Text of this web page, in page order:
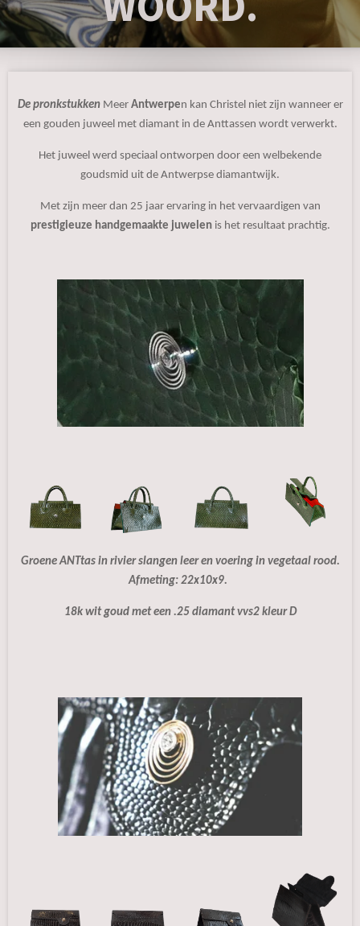
De pronkstukken MeerAntwerpen kan Christel niet zijn wanneer er
een gouden juweel met diamant in de Anttassen wordt verwerkt.
Het juweel werd speciaal ontworpen door een welbekende
goudsmid uit de Antwerpse diamantwijk.
Met zijn meer dan 25 jaar ervaring in het vervaardigen van
prestigieuze handgemaakte juwelenis het resultaat prachtig.
Groene ANTtas in rivier slangen leer en voering in vegetaal rood.
Afmeting: 22x10x9.
18k wit goud met een .25 diamant vvs2 kleur D